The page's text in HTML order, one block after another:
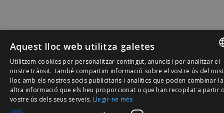
SPANISH
CATALÀ
Aquest lloc web utilitza galetes
Utilitzem cookies per personalitzar contingut, anuncis i per analitzar el
nostre trànsit. També compartim informació sobre el vostre ús del
lloc amb els nostres socis publicitaris i analítics que poden combinar-
altra informació que els heu proporcionat o que han recopilat a partir
vostre ús dels seus serveis. Llegir-ne més